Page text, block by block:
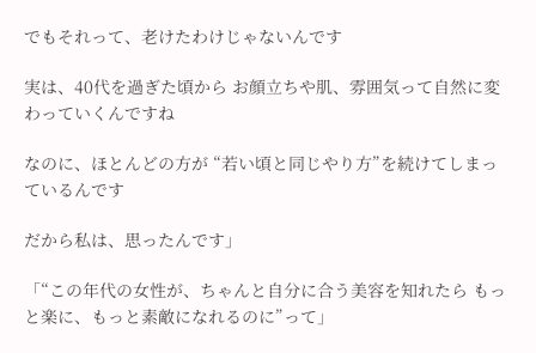
でもそれって、老けたわけじゃないんです
実は、40代を過ぎた頃から お顔立ちや肌、雰囲気って自然に変
わっていくんですね
なのに、ほとんどの方が “若い頃と同じやり方”を続けてしまっ
ているんです
だから私は、思ったんです」
「“この年代の女性が、ちゃんと自分に合う美容を知れたら もっ
と楽に、もっと素敵になれるのに”って」